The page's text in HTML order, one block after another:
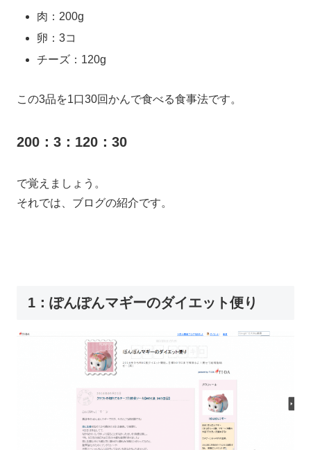
肉：200g
卵：3コ
チーズ：120g
この3品を1口30回かんで食べる食事法です。
200：3：120：30
で覚えましょう。
それでは、ブログの紹介です。
1：ぽんぽんマギーのダイエット便り